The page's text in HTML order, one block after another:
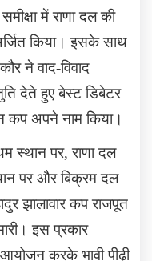
में राणा दल की
किया। इसके साथ
ने वाद-विवाद
देते हुए बेस्ट डिबेटर
कप अपने नाम किया।
स्थान पर,राणा दल
पर और बिक्रम दल
झालावार कप राजपूत
इस प्रकार
करके भावी पीढ़ी